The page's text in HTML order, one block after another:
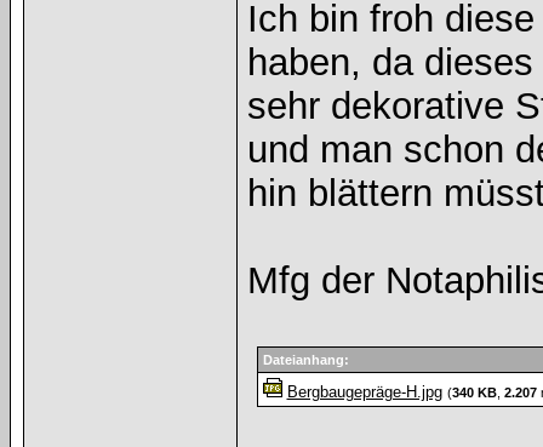
Ich bin froh
haben, da
sehr dekorative
und man schon
hin blättern
Mfg der
Dateianhang:
Bergbaugepräge-H.jpg (340 KB, 2.207